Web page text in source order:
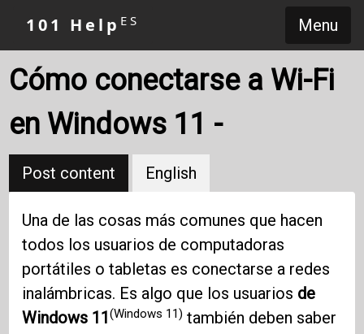
Menu
101 Help ES
Cómo conectarse a Wi-Fi
en Windows 11 -
Post content English
Una de las cosas más comunes que hacen
todos los usuarios de computadoras
portátiles o tabletas es conectarse a redes
inalámbricas. Es algo que los usuarios de
Windows 11(Windows 11) también deben saber